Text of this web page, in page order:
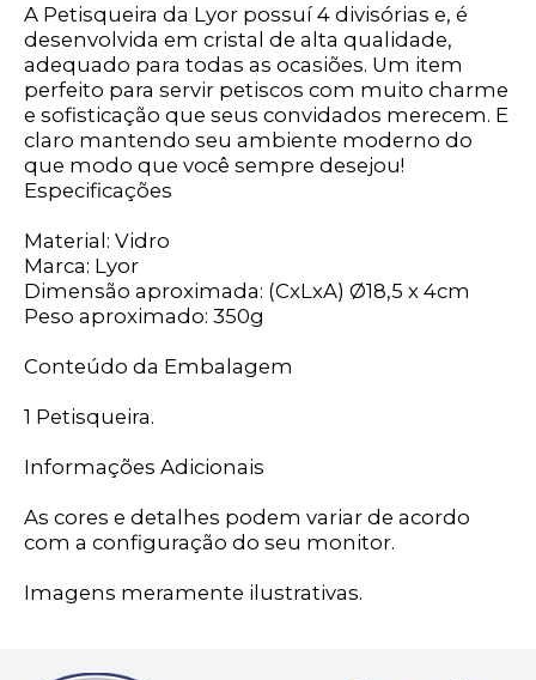
A Petisqueira da Lyor possuí 4 divisórias e, é
desenvolvida em cristal de alta qualidade,
adequado para todas as ocasiões. Um item
perfeito para servir petiscos com muito charme
e sofisticação que seus convidados merecem. E
claro mantendo seu ambiente moderno do
que modo que você sempre desejou!
Especificações
Material: Vidro
Marca: Lyor
Dimensão aproximada: (CxLxA) Ø18,5 x 4cm
Peso aproximado: 350g
Conteúdo da Embalagem
1 Petisqueira.
Informações Adicionais
As cores e detalhes podem variar de acordo
com a configuração do seu monitor.
Imagens meramente ilustrativas.